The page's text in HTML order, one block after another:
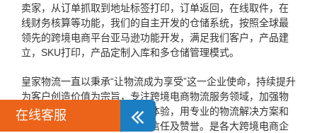
卖家，从订单抓取到地址标签打印，订单返回，在线取件，在
线财务核算等功能，我们的自主开发的仓储系统，按照全球最
领先的跨境电商平台亚马逊功能开发，满足我们客户，产品建
立，SKU打印，产品定制入库和多仓储管理模式。
皇家物流一直以秉承“让物流成为享受”这一企业使命，持续提升
为客户创造价值为宗旨，专注跨境电商物流服务领域，加强物
流信息化建设，不断提高客户体验，用专业的物流解决方案和
高效的服务赢得了广大客户的信任及赞誉。是各大跨境电商企
在线客服